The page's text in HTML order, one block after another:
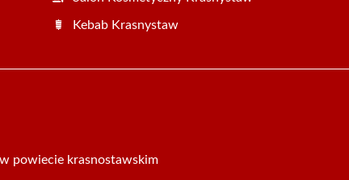
Kebab Krasnystaw
powiecie krasnostawskim